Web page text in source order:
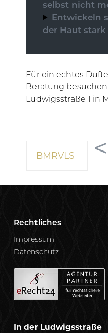
selbst nicht
Entwickeln
der Haut stark
Für ein echtes
Beratung
Ludwigsstraße 1 in
BMRVLS <
Rechtliches
Impressum
Datenschutz
In der Ludwigsstraße